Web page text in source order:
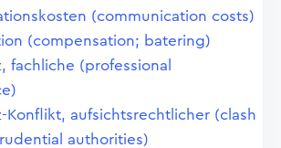
(communication costs)
(compensation; batering)
fachliche (professional
Konflikt, aufsichtsrechtlicher (clash
authorities)